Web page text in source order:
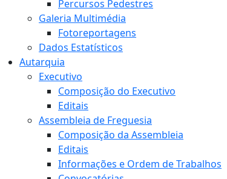
Percursos Pedestres
Galeria Multimédia
Fotoreportagens
Dados Estatísticos
Autarquia
Executivo
Composição do Executivo
Editais
Assembleia de Freguesia
Composição da Assembleia
Editais
Informações e Ordem de Trabalhos